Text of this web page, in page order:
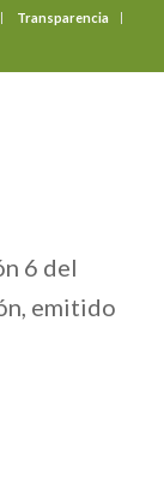
Transparencia
6 del
emitido